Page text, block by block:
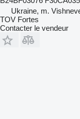
Ukraine, m.
TOV Fortes
Contacter le vendeur